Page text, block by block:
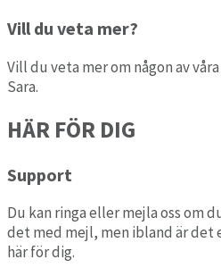
Vill du veta mer?
Vill du veta mer om någon av
Sara.
HÄR FÖR DIG
Support
Du kan ringa eller mejla oss om
det med mejl, men ibland är det
här för dig.